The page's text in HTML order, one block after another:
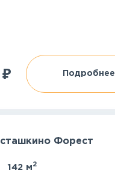
₽ Подробнее
Форест
142 м 2